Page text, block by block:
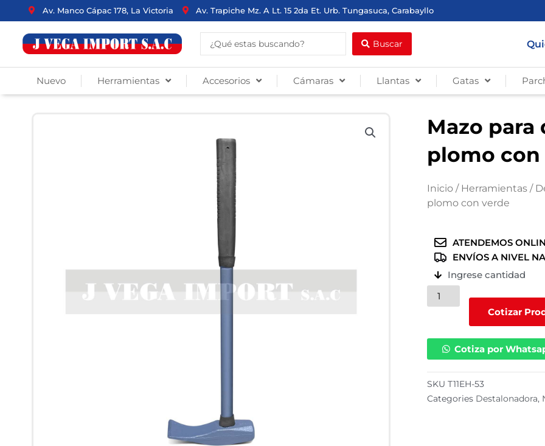
al
contenido
Av. Manco Cápac 178, La Victoria Av. Trapiche Mz. A Lt. 15 2da Et. Urb. Tungasuca, Carabayllo
Search
...
Buscar
Nuevo Herramientas Accesorios Cámaras Llantas Gatas
Mazo
plomo con
Inicio / Herramientas /
plomo con verde
ATENDEMOS
ENVÍOS A NIVEL
Ingrese cantidad
Mazo
para
llantas
plomo
verde
cantidad
Cotizar
Cotiza por
SKU T11EH-53
Categories Destalonadora,